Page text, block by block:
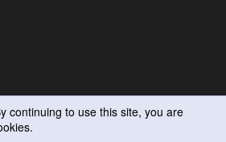
continuing to use this site, you are